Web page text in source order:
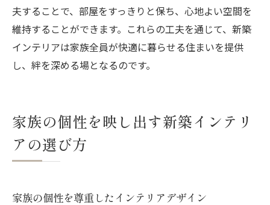
夫することで、部屋をすっきりと保ち、心地よい空間を
維持することができます。これらの工夫を通じて、新築
インテリアは家族全員が快適に暮らせる住まいを提供
し、絆を深める場となるのです。
家族の個性を映し出す新築インテリ
アの選び方
家族の個性を尊重したインテリアデザイン